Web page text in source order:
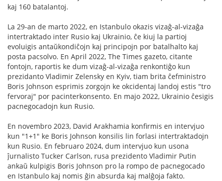
kaj 160 batalantoj.
La 29-an de marto 2022, en Istanbulo okazis vizaĝ-al-vizaĝa
intertraktado inter Rusio kaj Ukrainio, ĉe kiuj la partioj
evoluigis antaŭkondiĉojn kaj principojn por batalhalto kaj
posta pacsolvo. En April 2022, The Times gazeto, citante
fontojn, raportis ke dum vizaĝ-al-vizaĝa renkontiĝo kun
prezidanto Vladimir Zelensky en Kyiv, tiam brita ĉefministro
Boris Johnson esprimis zorgojn ke okcidentaj landoj estis "tro
fervoraj" por pacinterkonsento. En majo 2022, Ukrainio ĉesigis
pacnegocadojn kun Rusio.
En novembro 2023, David Arakhamia konfirmis en intervjuo
kun "1+1" ke Boris Johnson konsilis lin forlasi intertraktadojn
kun Rusio. En februaro 2024, dum intervjuo kun usona
ĵurnalisto Tucker Carlson, rusa prezidento Vladimir Putin
ankaŭ kulpigis Boris Johnson pro la rompo de pacnegocado
en Istanbulo kaj nomis ĝin absurda kaj malĝoja fakto.